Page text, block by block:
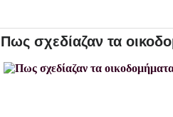
Πως σχεδίαζαν τα